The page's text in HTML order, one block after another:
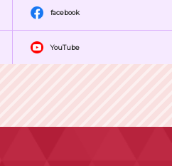
facebook
YouTube